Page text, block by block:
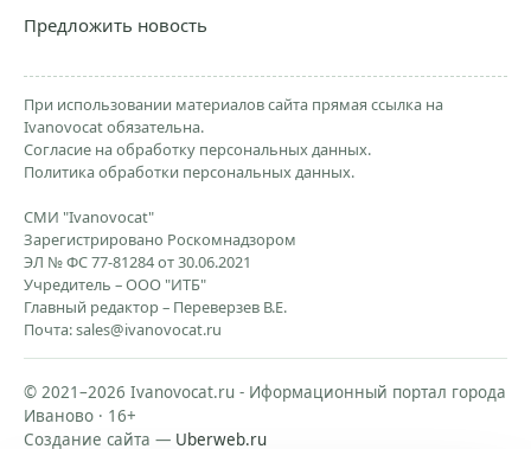
Предложить новость
При использовании материалов сайта прямая ссылка на
Ivanovocat обязательна.
Согласие на обработку персональных данных.
Политика обработки персональных данных.
СМИ "Ivanovocat"
Зарегистрировано Роскомнадзором
ЭЛ № ФС 77-81284 от 30.06.2021
Учредитель – ООО "ИТБ"
Главный редактор – Переверзев В.Е.
Почта:sales@ivanovocat.ru
© 2021–2026 Ivanovocat.ru - Иформационный портал города
Иваново · 16+
Создание сайта — Uberweb.ru